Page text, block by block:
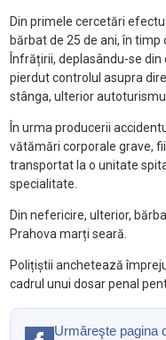
Din primele cercetări
bărbat de 25 de ani, în
Înfrățirii, deplasându-se din
pierdut controlul asupra
stânga, ulterior
În urma producerii
vătămări corporale grave,
transportat la o unitate
specialitate.
Din nefericire, ulterior,
Prahova marți seară.
Polițiștii anchetează
cadrul unui dosar penal
Urmăreşte pagina